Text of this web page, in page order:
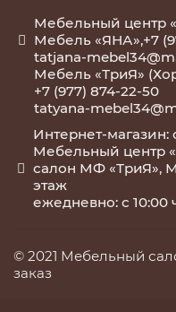
Мебельный центр
Мебель «ЯНА»,+7
tatjana-
Мебель «ТриЯ»
+7 (977) 874-22-50
tatyana-
Интернет-магазин:
Мебельный центр
салон МФ «ТриЯ»,
этаж
ежедневно: с 10:00
© 2021 Мебельный
заказ